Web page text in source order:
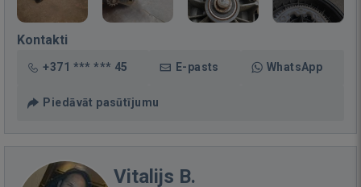
Kontakti
+371 *** *** 45 E-pasts WhatsApp
Piedāvāt pasūtījumu
Vitalijs B.